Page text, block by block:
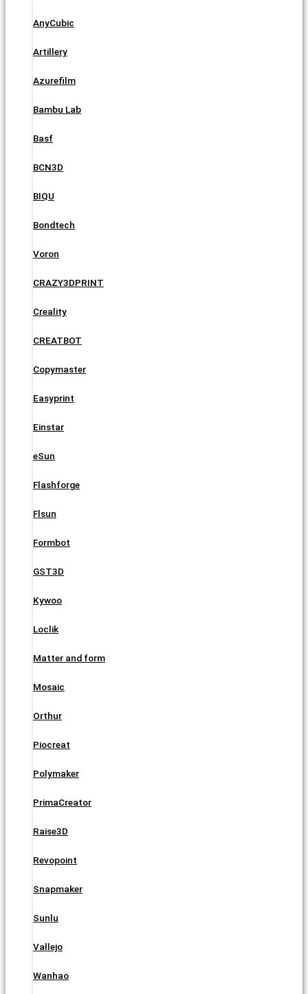
AnyCubic
Artillery
Azurefilm
Bambu Lab
Basf
BCN3D
BIQU
Bondtech
Voron
CRAZY3DPRINT
Creality
CREATBOT
Copymaster
Easyprint
Einstar
eSun
Flashforge
Flsun
Formbot
GST3D
Kywoo
Loclik
Matter and form
Mosaic
Orthur
Piocreat
Polymaker
PrimaCreator
Raise3D
Revopoint
Snapmaker
Sunlu
Vallejo
Wanhao